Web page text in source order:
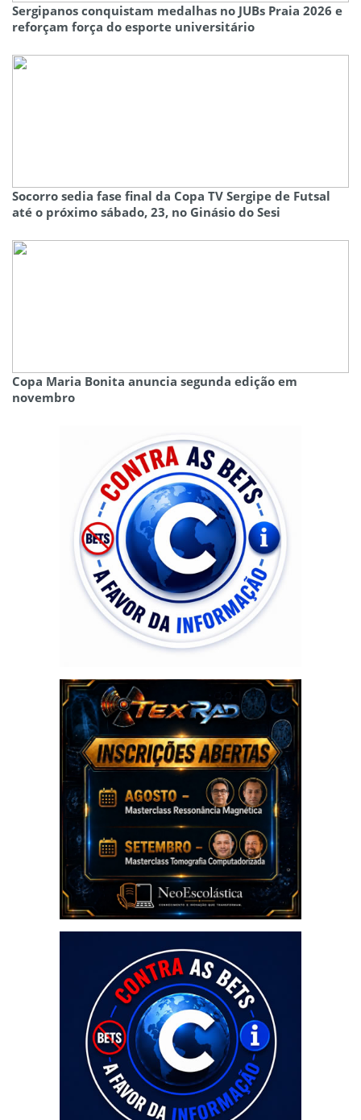
Sergipanos conquistam medalhas no JUBs Praia 2026 e
reforçam força do esporte universitário
Socorro sedia fase final da Copa TV Sergipe de Futsal
até o próximo sábado, 23, no Ginásio do Sesi
Copa Maria Bonita anuncia segunda edição em
novembro